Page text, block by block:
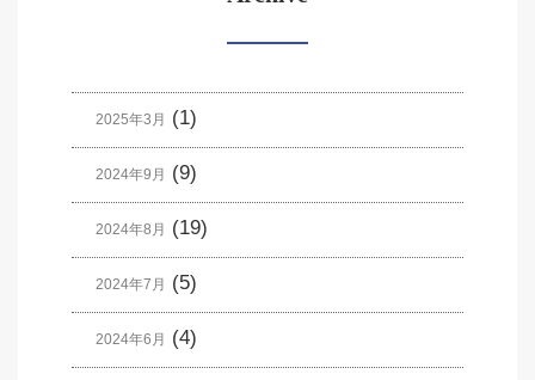
2025年3月 (1)
2024年9月 (9)
2024年8月 (19)
2024年7月 (5)
2024年6月 (4)